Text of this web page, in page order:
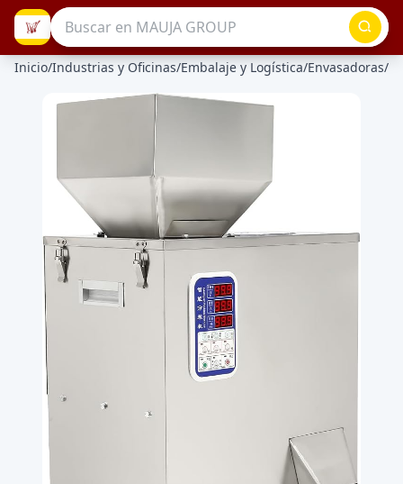
Inicio/Industrias y Oficinas/Embalaje y Logística/Envasadoras/